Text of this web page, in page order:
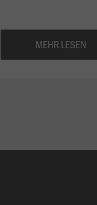
MEHR LESEN